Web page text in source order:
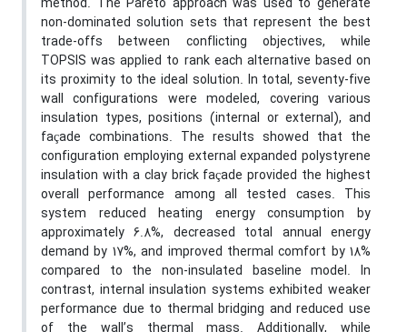
non-dominated solution sets that represent the best
trade-offs between conflicting objectives, while
TOPSIS was applied to rank each alternative based on
its proximity to the ideal solution. In total, seventy-five
wall configurations were modeled, covering various
insulation types, positions (internal or external), and
façade combinations. The results showed that the
configuration employing external expanded polystyrene
insulation with a clay brick façade provided the highest
overall performance among all tested cases. This
system reduced heating energy consumption by
approximately 6.8%, decreased total annual energy
demand by 17%, and improved thermal comfort by 18%
compared to the non-insulated baseline model. In
contrast, internal insulation systems exhibited weaker
performance due to thermal bridging and reduced use